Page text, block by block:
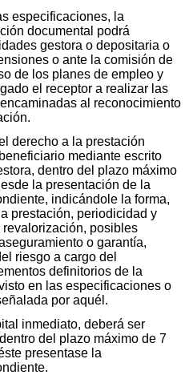
especificaciones, la
documental podrá
gestora o depositaria o
o ante la comisión de
de los planes de empleo y
el receptor a realizar las
al reconocimiento
derecho a la prestación
mediante escrito
dentro del plazo máximo
la presentación de la
indicándole la forma,
prestación, periodicidad y
posibles
o garantía,
riesgo a cargo del
definitorios de la
en las especificaciones o
por aquél.
inmediato, deberá ser
del plazo máximo de 7
presentase la